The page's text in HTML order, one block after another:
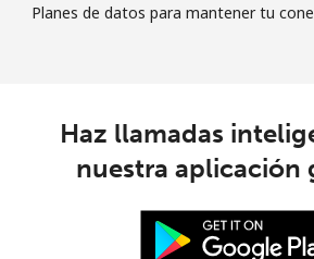
Planes de datos para mantener tu
Haz llamadas
nuestra aplicación